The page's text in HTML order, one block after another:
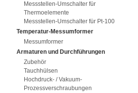
Messstellen-Umschalter für
Thermoelemente
Messstellen-Umschalter für Pt-100
Temperatur-Messumformer
Messumformer
Armaturen und Durchführungen
Zubehör
Tauchhülsen
Hochdruck- / Vakuum-
Prozessverschraubungen